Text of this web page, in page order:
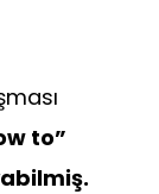
to”